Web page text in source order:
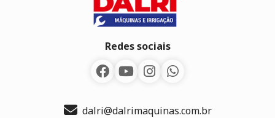
Redes sociais
dalri@dalrimaquinas.com.br